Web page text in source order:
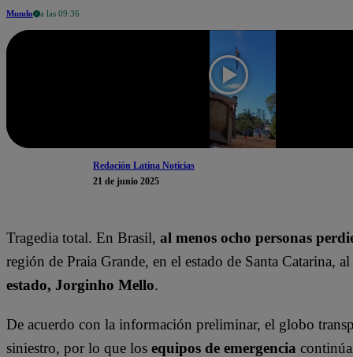
Mundo a las 09:36
Redación Latina Noticias
21 de junio 2025
Tragedia total. En Brasil, al menos ocho personas
región de Praia Grande, en el estado de Santa Catarina,
estado, Jorginho Mello.
De acuerdo con la información preliminar, el globo
siniestro, por lo que los equipos de emergencia